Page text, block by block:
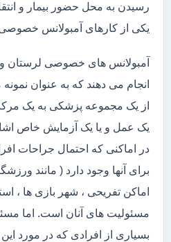
رسیدن به محل حضور بیمار و
یکی از کارهای آمبولانس
آمبولانس های خصوصی لرستان
انجام می دهند که به عنوان نمونه
از یک مجموعه پزشکی به یک
یک عمل و یا یک آزمایش خاص
در اماکنی که احتمال جراحات
برای آنها وجود دارد ( مانند
اماکن تفریحی ، شهر بازی ها ،
مسئولیت های آنان است. اما
بسیاری از افرادی که در مورد